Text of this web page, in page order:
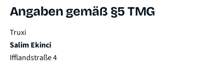
Angaben gemäß §5 TMG
Truxi
Salim Ekinci
Ifflandstraße 4